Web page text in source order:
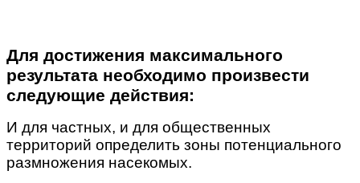
Для достижения максимального
результата необходимо произвести
следующие действия:
И для частных, и для общественных
территорий определить зоны потенциального
размножения насекомых.